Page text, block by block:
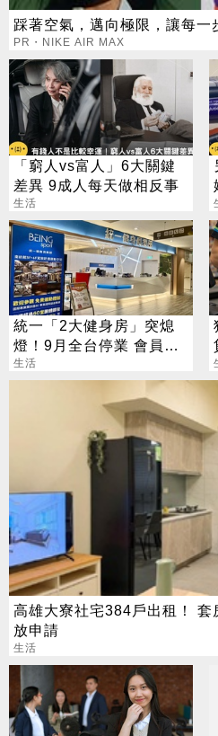
踩著空氣，邁向極限，讓每一
PR・NIKE AIR MAX
「窮人vs富人」6大關鍵
差異 9成人每天做相反事
生活
統一「2大健身房」突熄
燈！9月全台停業 會員退
費方案一次看
生活
高雄大寮社宅384戶出租！
放申請
生活